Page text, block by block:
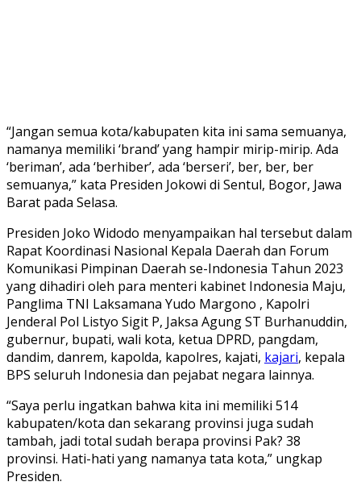
“Jangan semua kota/kabupaten kita ini sama semuanya,
namanya memiliki ‘brand’ yang hampir mirip-mirip. Ada
‘beriman’, ada ‘berhiber’, ada ‘berseri’, ber, ber, ber
semuanya,” kata Presiden Jokowi di Sentul, Bogor, Jawa
Barat pada Selasa.
Presiden Joko Widodo menyampaikan hal tersebut dalam
Rapat Koordinasi Nasional Kepala Daerah dan Forum
Komunikasi Pimpinan Daerah se-Indonesia Tahun 2023
yang dihadiri oleh para menteri kabinet Indonesia Maju,
Panglima TNI Laksamana Yudo Margono , Kapolri
Jenderal Pol Listyo Sigit P, Jaksa Agung ST Burhanuddin,
gubernur, bupati, wali kota, ketua DPRD, pangdam,
dandim, danrem, kapolda, kapolres, kajati, kajari, kepala
BPS seluruh Indonesia dan pejabat negara lainnya.
“Saya perlu ingatkan bahwa kita ini memiliki 514
kabupaten/kota dan sekarang provinsi juga sudah
tambah, jadi total sudah berapa provinsi Pak? 38
provinsi. Hati-hati yang namanya tata kota,” ungkap
Presiden.